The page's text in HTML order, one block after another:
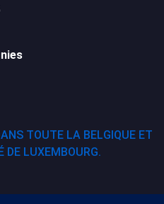
TOUTE LA BELGIQUE ET
DE LUXEMBOURG.